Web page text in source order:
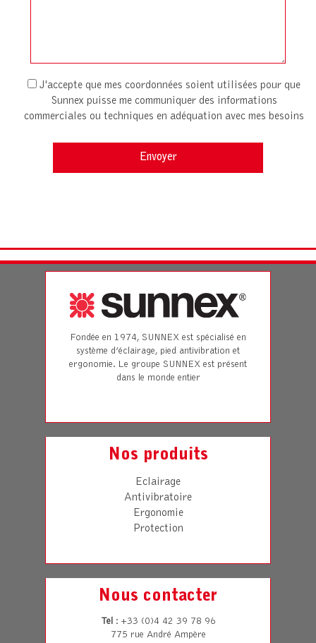
J'accepte que mes coordonnées soient utilisées pour que
Sunnex puisse me communiquer des informations
commerciales ou techniques en adéquation avec mes besoins
Fondée en 1974, SUNNEX est spécialisé en
système d’éclairage, pied antivibration et
ergonomie. Le groupe SUNNEX est présent
dans le monde entier
Nos produits
Eclairage
Antivibratoire
Ergonomie
Protection
Nous contacter
Tel: +33 (0)4 42 39 78 96
775 rue André Ampère